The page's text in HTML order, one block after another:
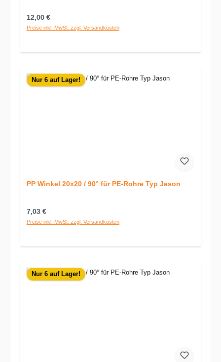
Regulärer Preis:
12,00 €
Preise inkl. MwSt. zzgl. Versandkosten
Nur 6 auf Lager!
PP Winkel 20x20 / 90° für PE-Rohre Typ Jason
Regulärer Preis:
7,03 €
Preise inkl. MwSt. zzgl. Versandkosten
Nur 6 auf Lager!